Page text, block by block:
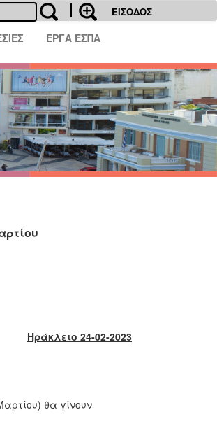
ΕΙΣΟΔΟΣ
ΕΡΓΑ ΕΣΠΑ
Ηράκλειο 24-02-2023
θα γίνουν